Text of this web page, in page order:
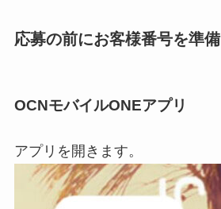
応募の前にお客様番号を準備
OCNモバイルONEアプリ
アプリを開きます。